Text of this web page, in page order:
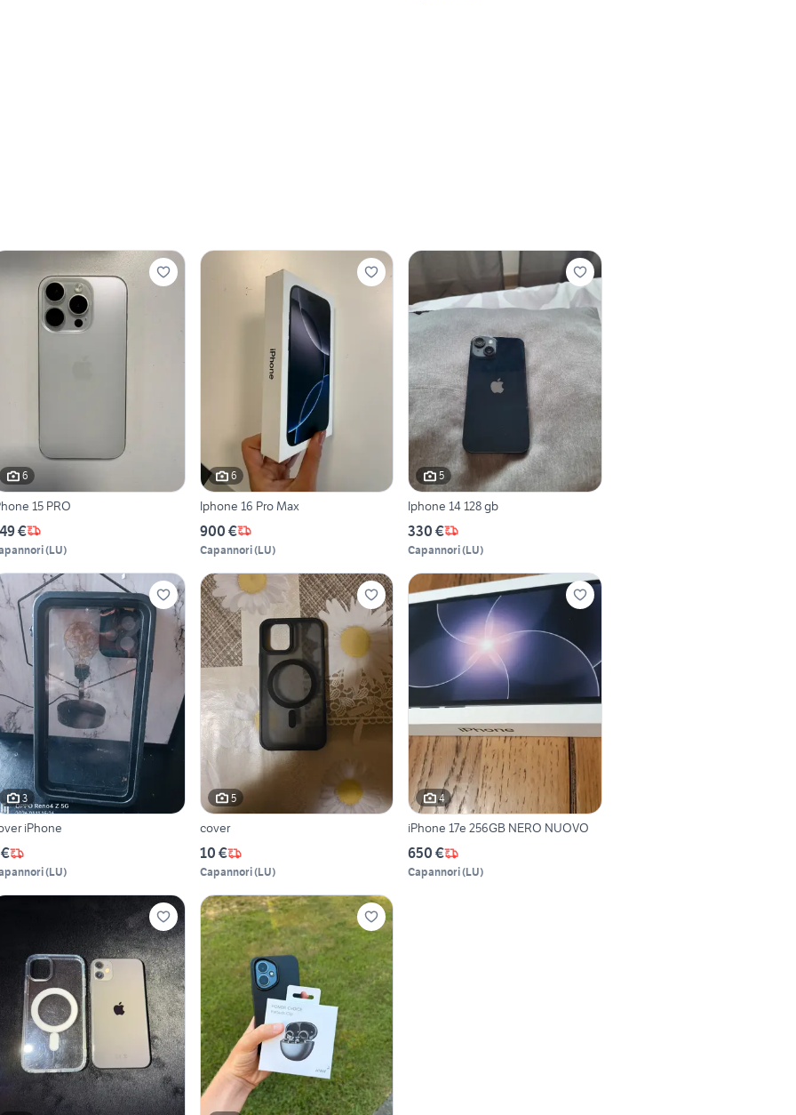
6
15 PRO
€
(LU)
6
Iphone 16 Pro Max
900 €
Capannori(LU)
5
Iphone 14 128 gb
330 €
Capannori(LU)
3
iPhone
(LU)
5
cover
10 €
Capannori(LU)
4
iPhone 17e 256GB NERO NUOVO
650 €
Capannori(LU)